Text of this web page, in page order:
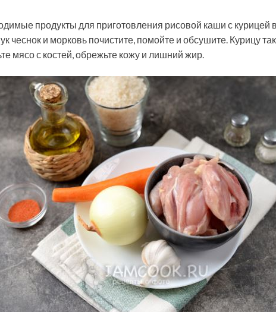
продукты для приготовления рисовой каши с курицей
чеснок и морковь почистите, помойте и обсушите. Курицу
мясо с костей, обрежьте кожу и лишний жир.